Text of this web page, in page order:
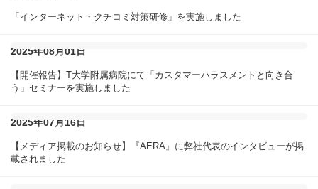
「インターネット・クチコミ対策研修」を実施しました
2025年08月01日
【開催報告】T大学附属病院にて「カスタマーハラスメントと向き合
う」セミナーを実施しました
2025年07月16日
【メディア掲載のお知らせ】『AERA』に弊社代表のインタビューが掲
載されました